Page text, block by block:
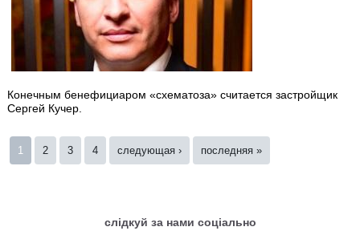
Конечным бенефициаром «схематоза» считается застройщик
Сергей Кучер.
Страницы
1 2 3 4 следующая › последняя »
слідкуй за нами соціально